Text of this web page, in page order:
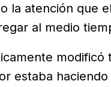
la atención que
al medio
modificó
estaba